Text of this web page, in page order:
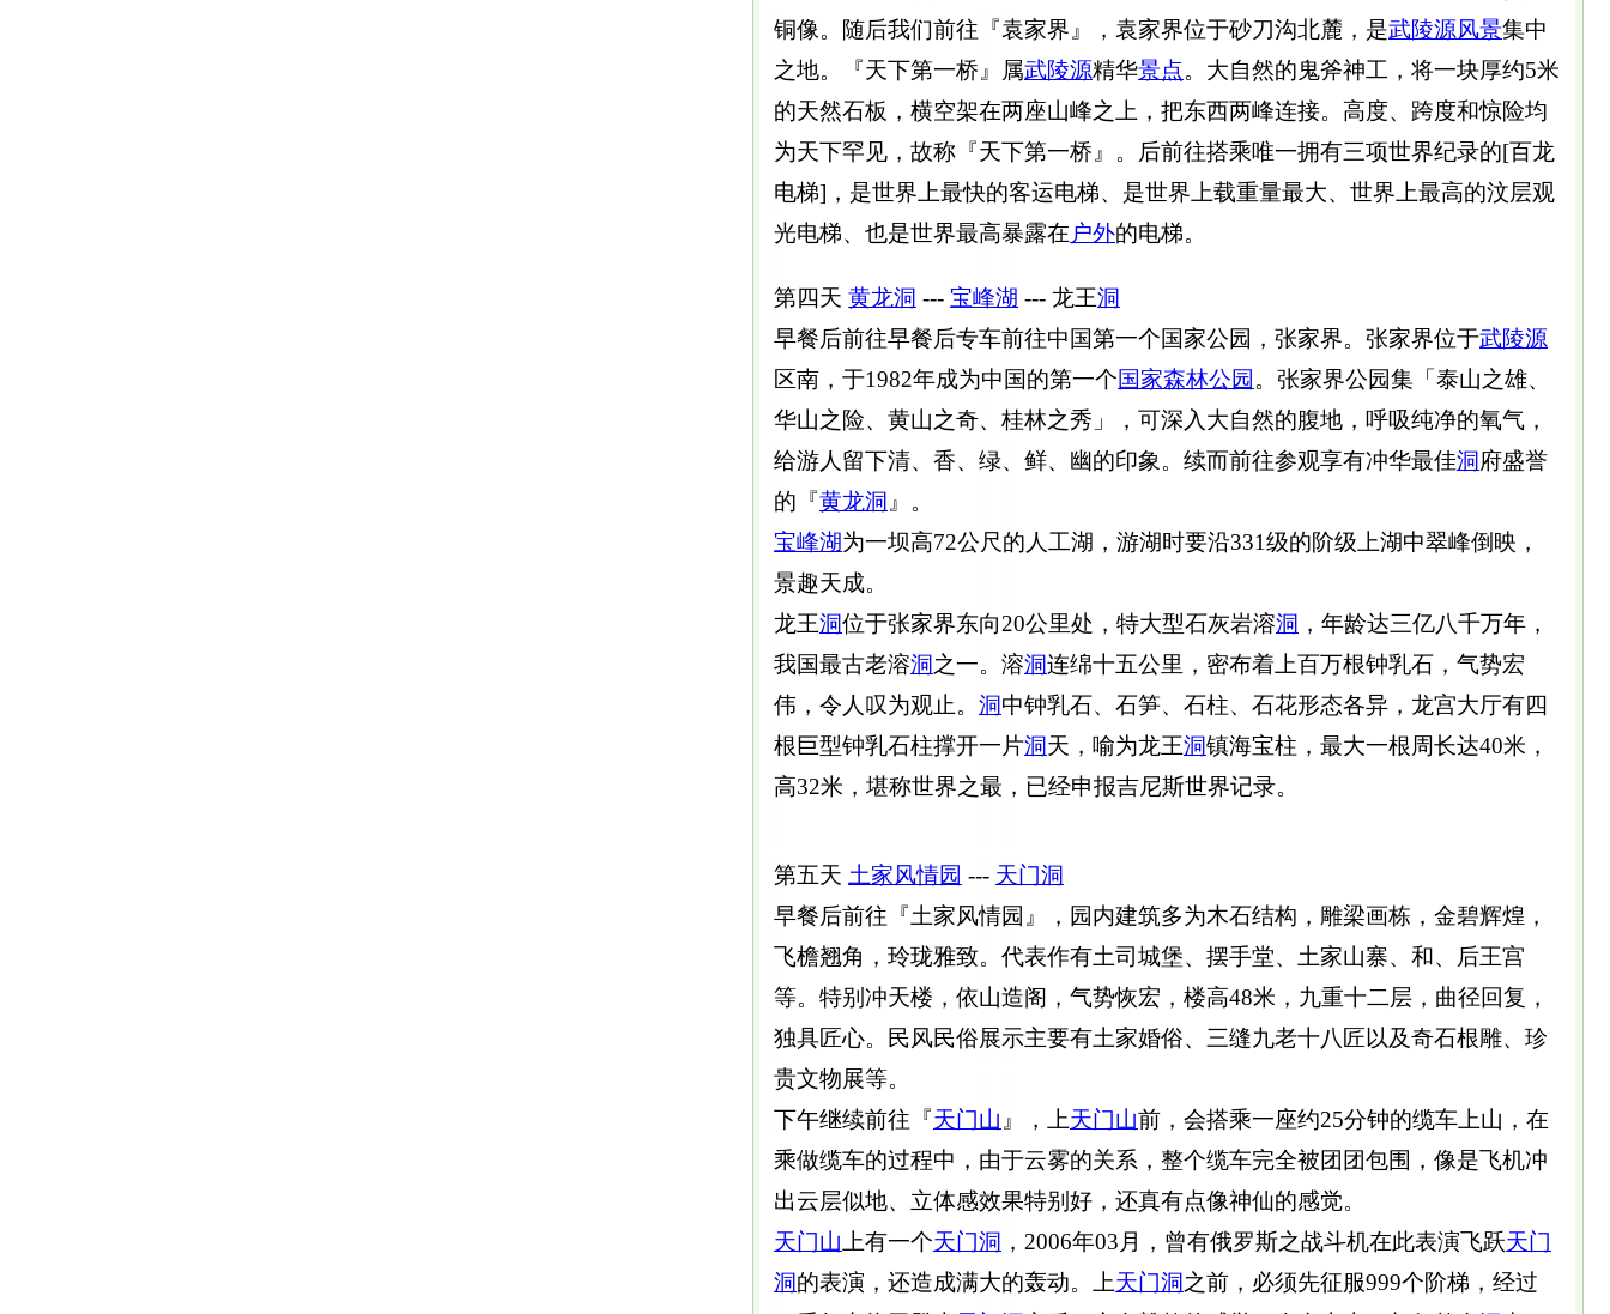
铜像。随后我们前往『袁家界』，袁家界位于砂刀沟北麓，是武陵源风景集中
之地。『天下第一桥』属武陵源精华景点。大自然的鬼斧神工，将一块厚约5米
的天然石板，横空架在两座山峰之上，把东西两峰连接。高度、跨度和惊险均
为天下罕见，故称『天下第一桥』。后前往搭乘唯一拥有三项世界纪录的[百龙
电梯]，是世界上最快的客运电梯、是世界上载重量最大、世界上最高的汶层观
光电梯、也是世界最高暴露在 户外的电梯。
第四天 黄龙洞 --- 宝峰湖 --- 龙王洞
早餐后前往早餐后专车前往中国第一个国家公园，张家界。张家界位于武陵源
区南，于1982年成为中国的第一个国家森林公园 。张家界公园集「泰山之雄、
华山之险、黄山之奇、桂林之秀」，可深入大自然的腹地，呼吸纯净的氧气，
给游人留下清、香、绿、鲜、幽的印象。续而前往参观享有冲华最佳洞 府盛誉
的『黄龙洞 』。
宝峰湖为一坝高72公尺的人工湖，游湖时要沿331级的阶级上湖中翠峰倒映，
景趣天成。
龙王洞位于张家界东向20公里处，特大型石灰岩溶洞 ，年龄达三亿八千万年，
我国最古老溶洞 之一。溶洞连绵十五公里，密布着上百万根钟乳石，气势宏
伟，令人叹为观止。 洞中钟乳石、石笋、石柱、石花形态各异，龙宫大厅有四
根巨型钟乳石柱撑开一片洞天，喻为龙王洞镇海宝柱，最大一根周长达40米，
高32米，堪称世界之最，已经申报吉尼斯世界记录。
第五天 土家风情园 --- 天门洞
早餐后前往『土家风情园』，园内建筑多为木石结构，雕梁画栋，金碧辉煌，
飞檐翘角，玲珑雅致。代表作有土司城堡、摆手堂、土家山寨、和、后王宫
等。特别冲天楼，依山造阁，气势恢宏，楼高48米，九重十二层，曲径回复，
独具匠心。民风民俗展示主要有土家婚俗、三缝九老十八匠以及奇石根雕、珍
贵文物展等。
下午继续前往『天门山 』，上天门山前，会搭乘一座约25分钟的缆车上山，在
乘做缆车的过程中，由于云雾的关系，整个缆车完全被团团包围，像是飞机冲
出云层似地、立体感效果特别好，还真有点像神仙的感觉。
天门山 上有一个天门洞 ，2006年03月，曾有俄罗斯之战斗机在此表演飞跃天门
洞的表演，还造成满大的轰动。上天门洞 之前，必须先征服999个阶梯，经过